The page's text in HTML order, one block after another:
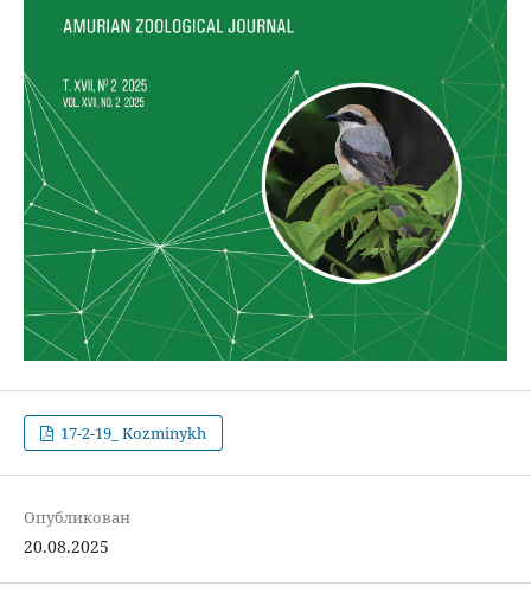
17-2-19_ Kozminykh
Опубликован
20.08.2025